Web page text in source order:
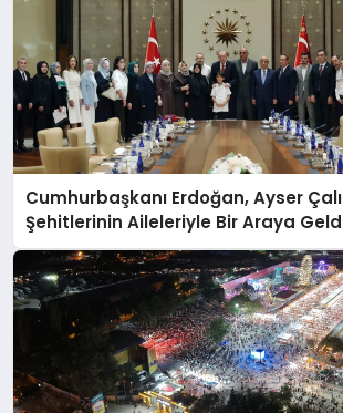
Cumhurbaşkanı Erdoğan, Ayser
Şehitlerinin Aileleriyle Bir Araya